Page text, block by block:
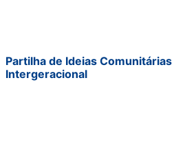
Partilha de Ideias
Intergeracional